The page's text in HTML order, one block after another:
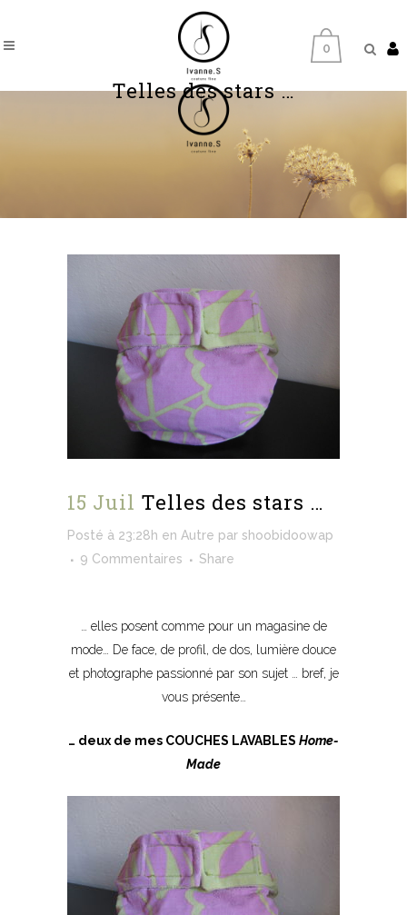
0
Telles des stars …
15 Juil Telles des stars …
Posté à 23:28h en Autre par shoobidoowap
9 Commentaires
Share
… elles posent comme pour un magasine de
mode… De face, de profil, de dos, lumière douce
et photographe passionné par son sujet … bref, je
vous présente…
… deux de mes COUCHES LAVABLES Home-
Made